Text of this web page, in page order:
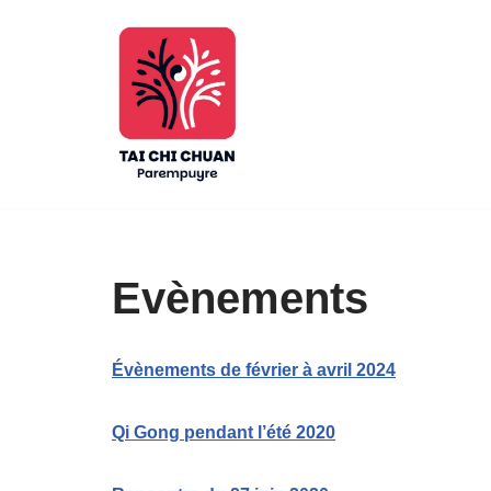
Evènements
Évènements de février à avril 2024
Qi Gong pendant l’été 2020